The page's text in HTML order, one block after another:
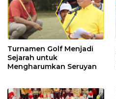
Turnamen Golf Menjadi
Sejarah untuk
Mengharumkan Seruyan